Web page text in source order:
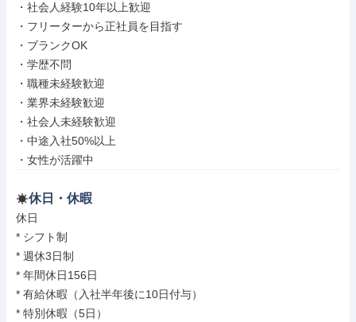
・社会人経験10年以上歓迎
・フリーターから正社員を目指す
・ブランクOK
・学歴不問
・職種未経験歓迎
・業界未経験歓迎
・社会人未経験歓迎
・中途入社50%以上
・女性が活躍中
休日・休暇
休日
* シフト制
* 週休3日制
* 年間休日156日
* 有給休暇（入社半年後に10日付与）
* 特別休暇（5日）